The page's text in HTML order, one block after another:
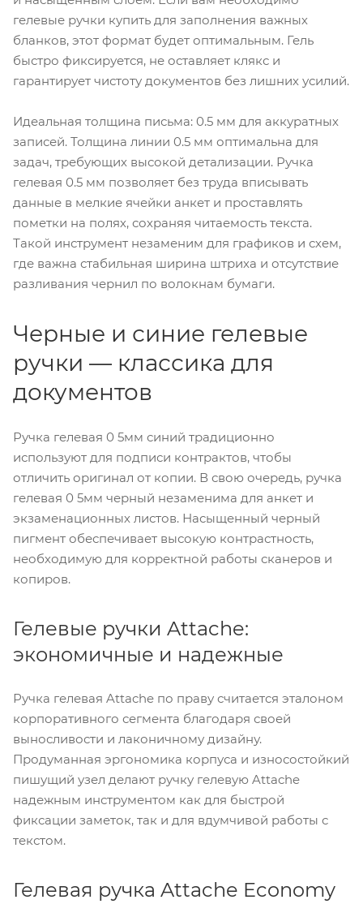
гелевые ручки купить для заполнения важных
бланков, этот формат будет оптимальным. Гель
быстро фиксируется, не оставляет клякс и
гарантирует чистоту документов без лишних усилий.
Идеальная толщина письма: 0.5 мм для аккуратных
записей. Толщина линии 0.5 мм оптимальна для
задач, требующих высокой детализации. Ручка
гелевая 0.5 мм позволяет без труда вписывать
данные в мелкие ячейки анкет и проставлять
пометки на полях, сохраняя читаемость текста.
Такой инструмент незаменим для графиков и схем,
где важна стабильная ширина штриха и отсутствие
разливания чернил по волокнам бумаги.
Черные и синие гелевые
ручки — классика для
документов
Ручка гелевая 0 5мм синий традиционно
используют для подписи контрактов, чтобы
отличить оригинал от копии. В свою очередь, ручка
гелевая 0 5мм черный незаменима для анкет и
экзаменационных листов. Насыщенный черный
пигмент обеспечивает высокую контрастность,
необходимую для корректной работы сканеров и
копиров.
Гелевые ручки Attache:
экономичные и надежные
Ручка гелевая Attache по праву считается эталоном
корпоративного сегмента благодаря своей
выносливости и лаконичному дизайну.
Продуманная эргономика корпуса и износостойкий
пишущий узел делают ручку гелевую Attache
надежным инструментом как для быстрой
фиксации заметок, так и для вдумчивой работы с
текстом.
Гелевая ручка Attache Economy